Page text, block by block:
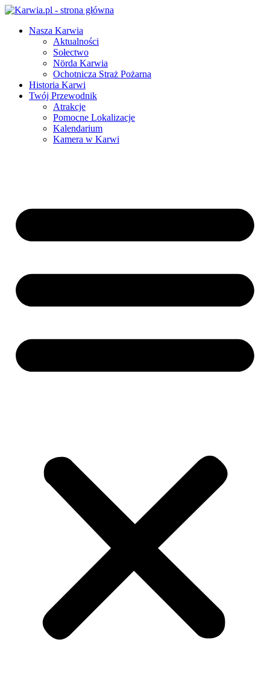
Nasza Karwia
Aktualności
Sołectwo
Nörda Karwia
Ochotnicza Straż Pożarna
Historia Karwi
Twój Przewodnik
Atrakcje
Pomocne Lokalizacje
Kalendarium
Kamera w Karwi